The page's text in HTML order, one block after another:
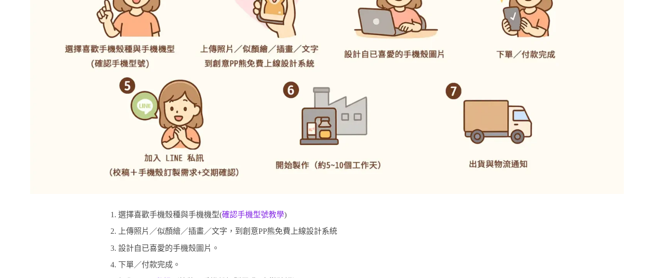
選擇喜歡手機殼種與手機機型(確認手機型號教學)
上傳照片／似顏繪／插畫／文字，到創意PP熊免費上線設計系統
設計自已喜愛的手機殼圖片。
下單／付款完成。